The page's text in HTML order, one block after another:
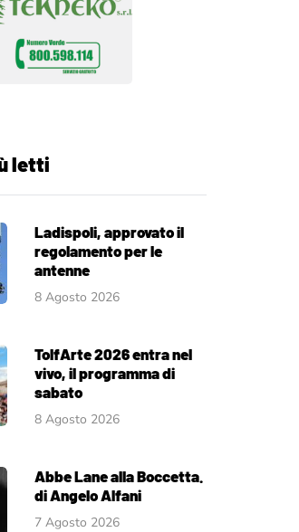
letti
Ladispoli, approvato il
regolamento per le
antenne
8 Agosto 2026
TolfArte 2026 entra nel
vivo, il programma di
sabato
8 Agosto 2026
Abbe Lane alla Boccetta.
di Angelo Alfani
7 Agosto 2026